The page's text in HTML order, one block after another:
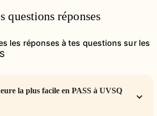
questions réponses
les réponses à tes questions sur les
la plus facile en PASS à UVSQ